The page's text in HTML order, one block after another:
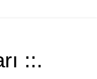
::.